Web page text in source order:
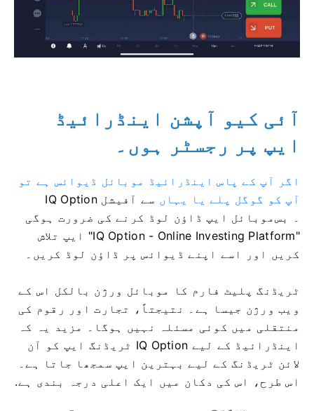
آئی کیو آپشن اینڈرائیڈ
ایپ پر رجسٹر ہوں۔
اگر آپ کے پاس اینڈرائیڈ موبائل ڈیوائس ہے تو
آپ کو گوگل پلے یا یہاں
سے آفیشل IQ Option
موبائل ایپ ڈاؤن لوڈ کرنے کی ضرورت ہوگی۔ بس
"IQ Option - Online Investing Platform" ایپ تلاش
کریں اور اسے اپنے ڈیوائس پر ڈاؤن لوڈ کریں۔
ٹریڈنگ پلیٹ فارم کا موبائل ورژن بالکل اس کے
ویب ورژن جیسا ہے۔ نتیجتاً، تجارت اور رقوم کی
منتقلی میں کوئی مسئلہ نہیں ہوگا۔ مزید یہ کہ
اینڈرائیڈ کے لیے IQ Option ٹریڈنگ ایپ کو آن
لائن ٹریڈنگ کے لیے بہترین ایپ سمجھا جاتا ہے۔
اس طرح، اس کی دکان میں ایک اعلی درجہ بندی ہے.